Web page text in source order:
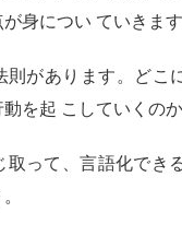
身につい ていきます
則があります。どこ
を起 こしていくのか
取って、言語化でき